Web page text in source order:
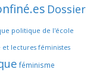
Dossier
politique de l'école
et lectures féministes
féminisme